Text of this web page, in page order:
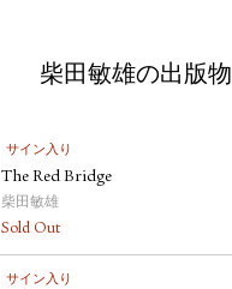
柴田敏雄の出版物
サイン入り
The Red Bridge
柴田敏雄
Sold Out
サイン入り